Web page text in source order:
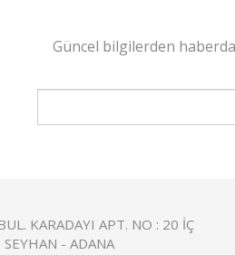
Güncel bilgilerden
KARADAYI APT. NO : 20 İÇ
- ADANA